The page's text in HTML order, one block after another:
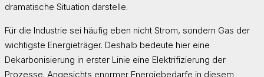
dramatische Situation darstelle.
Für die Industrie sei häufig eben nicht Strom, sondern Gas der
wichtigste Energieträger. Deshalb bedeute hier eine
Dekarbonisierung in erster Linie eine Elektrifizierung der
Prozesse. Angesichts enormer Energiebedarfe in diesem